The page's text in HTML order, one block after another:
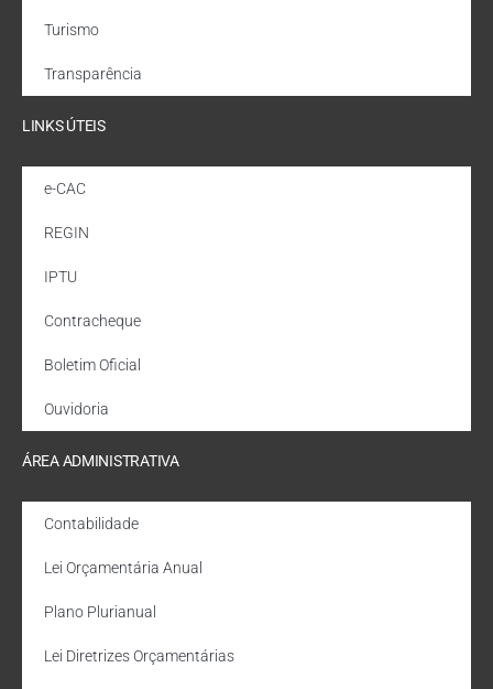
Turismo
Transparência
LINKS ÚTEIS
e-CAC
REGIN
IPTU
Contracheque
Boletim Oficial
Ouvidoria
ÁREA ADMINISTRATIVA
Contabilidade
Lei Orçamentária Anual
Plano Plurianual
Lei Diretrizes Orçamentárias